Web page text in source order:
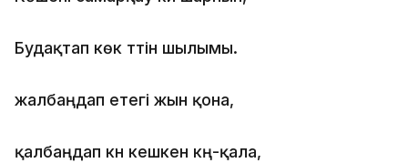
Будақтап көк түтін шылымы.
жалбаңдап етегі жын қона,
қалбаңдап күн кешкен күң-қала,